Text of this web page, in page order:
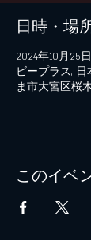
日時・場
2024年10月25
ビープラス,
ま市大宮区桜
このイベ